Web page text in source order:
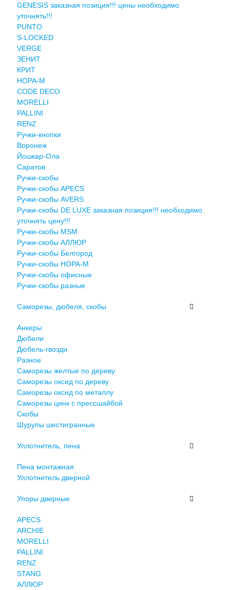
GENESIS заказная позиция!!! цены необходимо
уточнять!!!
PUNTO
S-LOCKED
VERGE
ЗЕНИТ
КРИТ
НОРА-М
CODE DECO
MORELLI
PALLINI
RENZ
Ручки-кнопки
Воронеж
Йошкар-Ола
Саратов
Ручки-скобы
Ручки-скобы APECS
Ручки-скобы AVERS
Ручки-скобы DE LUXE заказная позиция!!! необходимо
уточнять цену!!!
Ручки-скобы MSM
Ручки-скобы АЛЛЮР
Ручки-скобы Белгород
Ручки-скобы НОРА-М
Ручки-скобы офисные
Ручки-скобы разные
Саморезы, дюбеля, скобы
Анкеры
Дюбели
Дюбель-гвозди
Разное
Саморезы желтые по дереву
Саморезы оксид по дереву
Саморезы оксид по металлу
Саморезы цинк с прессшайбой
Скобы
Шурупы шестигранные
Уплотнитель, пена
Пена монтажная
Уплотнитель дверной
Упоры дверные
APECS
ARCHIE
MORELLI
PALLINI
RENZ
STANG
АЛЛЮР